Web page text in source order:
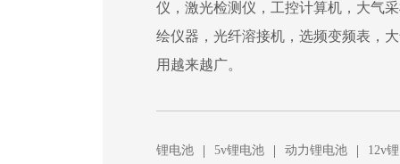
仪，激光检测仪，工控计算机，大气
绘仪器，光纤溶接机，选频变频表，
用越来越广。
锂电池 5v锂电池 动力锂电池
12v